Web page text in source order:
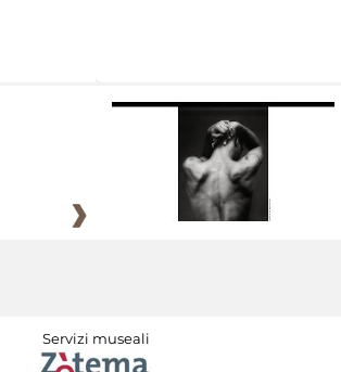
Servizi museali